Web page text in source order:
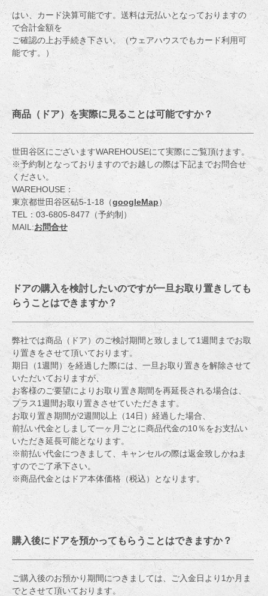
はい、カード決算可能です。送料は元払いとなっておりますの
で合計金額を
ご確認の上お手続き下さい。（ウェアハウスでもカード利用可
能です。）
商品（ドア）を実際に見ることは可能ですか？
世田谷区にございますWAREHOUSEにて実際にご覧頂けます。
※予約制となっておりますのでお越しの際は下記までお問合せ
ください。
WAREHOUSE：
東京都世田谷区砧5-1-18（googleMap）
TEL：03-6805-8477（予約制）
MAIL:お問合せ
ドアの購入を検討したいのですが一旦お取り置きしても
らうことはできますか？
弊社では商品（ドア）のご検討期間と致しまして1週間までお取
り置きをさせて頂いております。
期日（1週間）を経過した際には、一旦お取り置きを解除させて
いただいておりますが、
お客様のご要望によりお取り置き期間を再延長される場合は、
プラス1週間お取り置きさせていただきます。
お取り置き期間が2週間以上（14日）経過した場合、
前払い代金としまして一ヶ月ごとに商品代金の10％をお支払い
いただき延長可能となります。
※前払い代金につきまして、キャンセルの際は返金致しかねま
すのでご了承下さい。
※商品代金とはドア本体価格（税込）となります。
購入後にドアを預かってもらうことはできますか？
ご購入後のお預かり期間につきましては、ご入金日より1か月ま
でとさせて頂いております。